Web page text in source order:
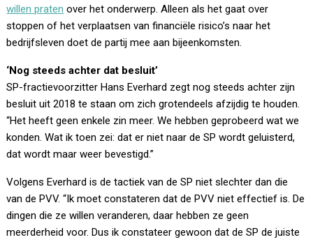
willen praten over het onderwerp. Alleen als het gaat over
stoppen of het verplaatsen van financiële risico’s naar het
bedrijfsleven doet de partij mee aan bijeenkomsten.
‘Nog steeds achter dat besluit’
SP-fractievoorzitter Hans Everhard zegt nog steeds achter zijn
besluit uit 2018 te staan om zich grotendeels afzijdig te houden.
“Het heeft geen enkele zin meer. We hebben geprobeerd wat we
konden. Wat ik toen zei: dat er niet naar de SP wordt geluisterd,
dat wordt maar weer bevestigd.”
Volgens Everhard is de tactiek van de SP niet slechter dan die
van de PVV. “Ik moet constateren dat de PVV niet effectief is. De
dingen die ze willen veranderen, daar hebben ze geen
meerderheid voor. Dus ik constateer gewoon dat de SP de juiste